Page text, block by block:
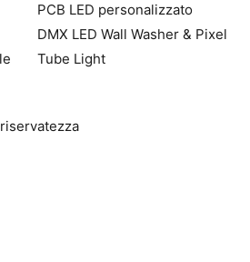
PCB LED personalizzato
DMX LED Wall Washer & Pixel
Tube Light